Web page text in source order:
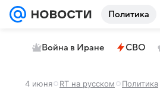
Политика
Война в Иране СВО
4 июня RT на русском Политика